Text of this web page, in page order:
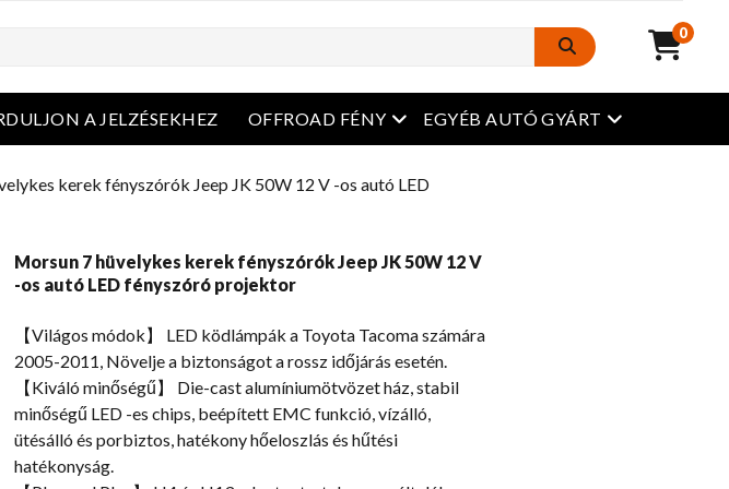
0
a menütA JELZÉSEKHEZ OFFROAD FÉNY Nyissa meg a menüt
EGYÉB AUTÓ GYÁRT Nyissa meg a
kerek fényszórók Jeep JK 50W 12 V -os autó LED
Morsun 7 hüvelykes kerek fényszórók Jeep JK 50W 12 V
-os autó LED fényszóró projektor
【Világos módok】 LED ködlámpák a Toyota Tacoma számára
2005-2011, Növelje a biztonságot a rossz időjárás esetén.
【Kiváló minőségű】 Die-cast alumíniumötvözet ház, stabil
minőségű LED -es chips, beépített EMC funkció, vízálló,
ütésálló és porbiztos, hatékony hőeloszlás és hűtési
hatékonyság.